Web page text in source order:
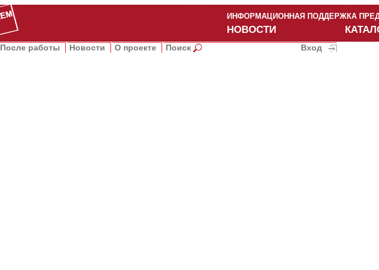
ИНФОРМАЦИОННАЯ ПОДДЕРЖКА
НОВОСТИ
После работы Новости О проекте Поиск Вход